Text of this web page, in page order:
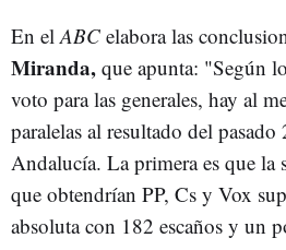
En el ABC elabora las
Miranda, que apunta: "Según
voto para las generales, hay al
paralelas al resultado del
Andalucía. La primera es que la
que obtendrían PP, Cs y Vox
absoluta con 182 escaños y un